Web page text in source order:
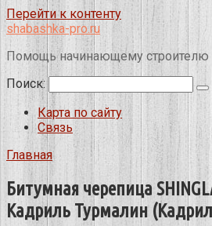
Перейти к контенту
shabashka-pro.ru
Помощь начинающему строителю
Поиск:
Карта по сайту
Связь
Главная
Битумная черепица
Кадриль Турмалин